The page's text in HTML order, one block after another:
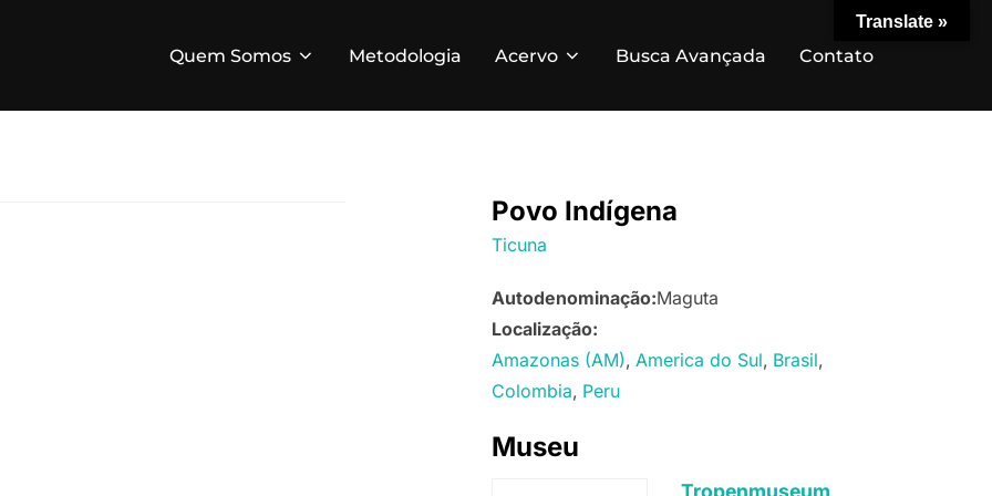
Quem Somos Metodologia Acervo Busca Avançada Contato
Povo Indígena
Ticuna
Autodenominação:Maguta
Localização:
Amazonas (AM) America do Sul Brasil
Colombia Peru
Museu
Tropenmuseum
Translate »